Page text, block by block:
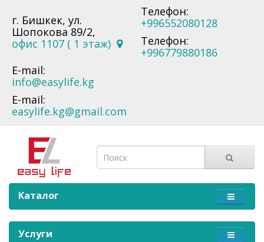
г. Бишкек, ул.
Шопокова 89/2,
офис 1107 ( 1 этаж)
Телефон:
+996552080128
Телефон:
+996779880186
E-mail:
info@easylife.kg
E-mail:
easylife.kg@gmail.com
Каталог
Услуги